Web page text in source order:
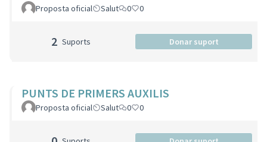
Proposta oficial Salut 0 0
2 Suports Donar suport
PUNTS DE PRIMERS AUXILIS
Proposta oficial Salut 0 0